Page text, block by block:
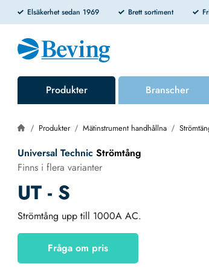
Elsäkerhet sedan 1969 Brett sortiment
Produkter Branscher
Produkter Mätinstrument handhållna
Universal Technic Strömtång
Finns i flera varianter
UT - S
Strömtång upp till 1000A AC.
Fråga om pris